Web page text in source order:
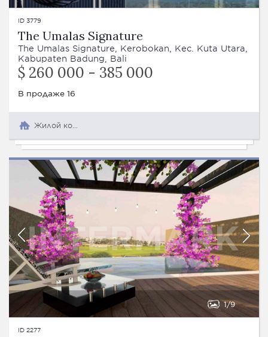
ID 3779
The Umalas Signature
The Umalas Signature, Kerobokan, Kec. Kuta Utara,
Kabupaten Badung, Bali
$ 260 000 - 385 000
В продаже 16
Жилой комплекс
1 9
ID 2277